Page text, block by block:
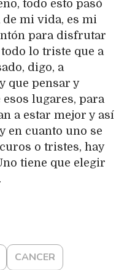
todo esto pasó
de mi vida, es mi
para disfrutar
lo triste que a
digo, a
que pensar y
lugares, para
a estar mejor y así
en cuanto uno se
o tristes, hay
tiene que elegir
CANCER